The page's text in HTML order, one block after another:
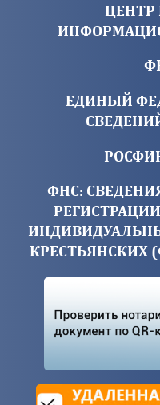
ЕДИНЫЙ
ФНС:
КРЕСТЬЯНСКИХ